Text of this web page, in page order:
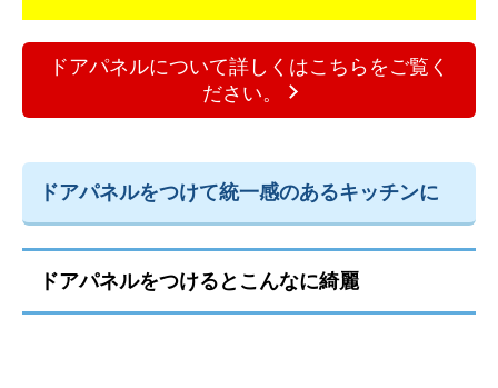
ドアパネルについて詳しくはこちらをご覧く
ださい。
ドアパネルをつけて統一感のあるキッチンに
ドアパネルをつけるとこんなに綺麗